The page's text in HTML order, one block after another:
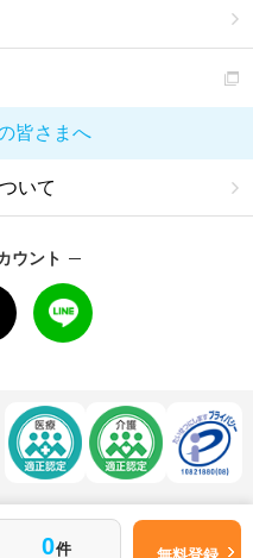
0件 無料登録
皆さまへ
いて
ウント
はじめて転職
薬剤師│マイナビ保育士